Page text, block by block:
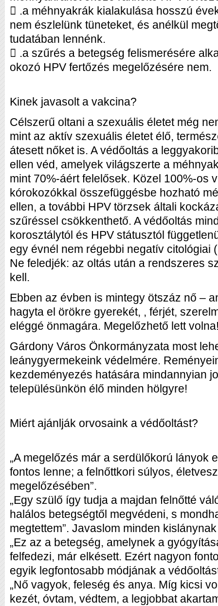
 .a méhnyakrák kialakulása hosszú
nem észlelünk tüneteket, és anélkül
tudatában lennénk.
 .a szűrés a betegség felismerésére
okozó HPV fertőzés megelőzésére nem.
Kinek javasolt a vakcina?
Célszerű oltani a szexuális életet még
mint az aktív szexuális életet élő,
átesett nőket is. A védőoltás a
ellen véd, amelyek világszerte a
mint 70%-áért felelősek. Közel 100%-os
kórokozókkal összefüggésbe hozható
ellen, a további HPV törzsek általi
szűréssel csökkenthető. A védőoltás
korosztálytól és HPV státusztól
egy évnél nem régebbi negatív citológiai
Ne feledjék: az oltás után a rendszeres
kell.
Ebben az évben is mintegy ötszáz nő –
hagyta el örökre gyerekét, , férjét,
eléggé önmagára. Megelőzhető lett
Gárdony Város Önkormányzata most
leánygyermekeink védelmére.
kezdeményezés hatására mindannyian
településünkön élő minden hölgyre!
Miért ajánlják orvosaink a védőoltást?
„A megelőzés már a serdülőkorú lányok
fontos lenne; a felnőttkori súlyos,
megelőzésében”.
„Egy szülő így tudja a majdan felnőtté
halálos betegségtől megvédeni, s
megtettem”. Javaslom minden
„Ez az a betegség, amelynek a
felfedezi, már elkésett. Ezért nagyon
egyik legfontosabb módjának a
„Nő vagyok, feleség és anya. Míg kicsi
kezét, óvtam, védtem, a legjobbat